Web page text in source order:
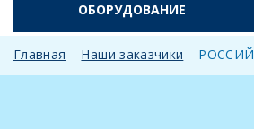
ОБОРУДОВАНИЕ
Главная Наши заказчики